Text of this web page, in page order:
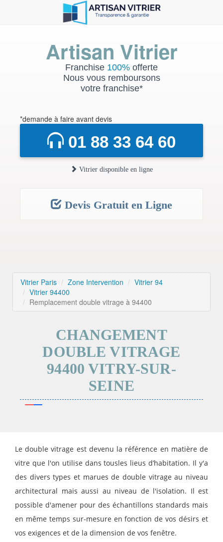
Artisan Vitrier
Franchise 100% offerte
Nous vous remboursons
votre franchise*
*demande à faire avant devis
01 88 33 64 60
Vitrier disponible en ligne
Devis Gratuit en Ligne
Vitrier Paris Zone Intervention
Vitrier 94
Vitrier 94400
Remplacement double vitrage à 94400
CHANGEMENT
DOUBLE VITRAGE
94400 VITRY-SUR-
SEINE
Le double vitrage est devenu la référence en matière de
vitre que l'on utilise dans tousles lieus d’habitation. Il y'a
des divers types et marues de double vitrage au niveau
architectural mais aussi au niveau de l'isolation. Il est
possible d'amener pour des échantillons standards mais
en même temps sur-mesure en fonction de vos désirs et
vos exigences et de la dimension de vos fenêtre.